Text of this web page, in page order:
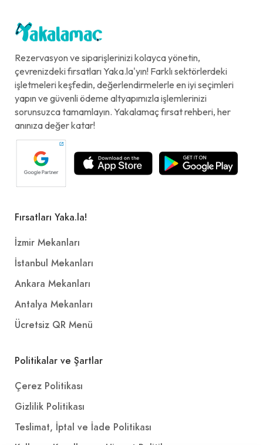
Rezervasyon ve siparişlerinizi kolayca yönetin,
çevrenizdeki fırsatları Yaka.la'yın! Farklı sektörlerdeki
işletmeleri keşfedin, değerlendirmelerle en iyi seçimleri
yapın ve güvenli ödeme altyapımızla işlemlerinizi
sorunsuzca tamamlayın. Yakalamaç fırsat rehberi, her
anınıza değer katar!
Fırsatları Yaka.la!
İzmir Mekanları
İstanbul Mekanları
Ankara Mekanları
Antalya Mekanları
Ücretsiz QR Menü
Politikalar ve Şartlar
Çerez Politikası
Gizlilik Politikası
Teslimat, İptal ve İade Politikası